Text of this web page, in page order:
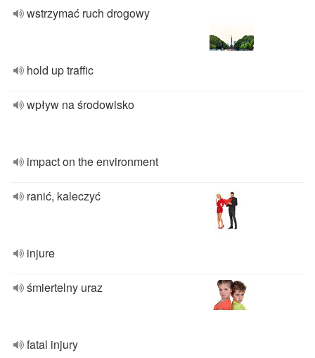
wstrzymać ruch drogowy
hold up traffic
wpływ na środowisko
impact on the environment
ranić, kaleczyć
injure
śmiertelny uraz
fatal injury